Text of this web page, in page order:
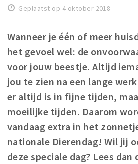
Drinken
Recreatief
Winkels
Winkelgebieden
Parkeren
Bezienswaardigheden
Musea, theaters & podia
Uitjes & activiteiten
Geplaatst op 4 oktober 2018
Wanneer je één of meer
het gevoel wel: de
voor jouw beestje. Altijd
jou te zien na een lange
er altijd is in fijne tijden,
moeilijke tijden. Daarom
vandaag extra in het
nationale Dierendag! Wil jij
deze speciale dag? Lees